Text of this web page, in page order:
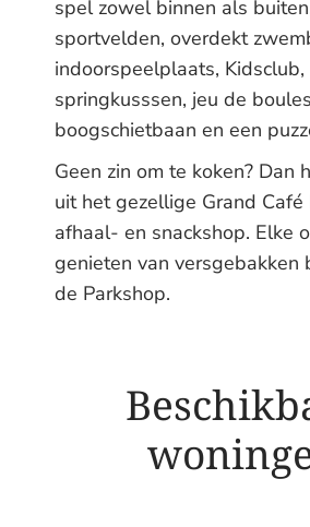
spel zowel binnen als
sportvelden, overdekt
indoorspeelplaats,
springkusssen, jeu de
boogschietbaan en een
Geen zin om te koken? Dan
uit het gezellige Grand
afhaal- en snackshop. Elke
genieten van versgebakken
de Parkshop.